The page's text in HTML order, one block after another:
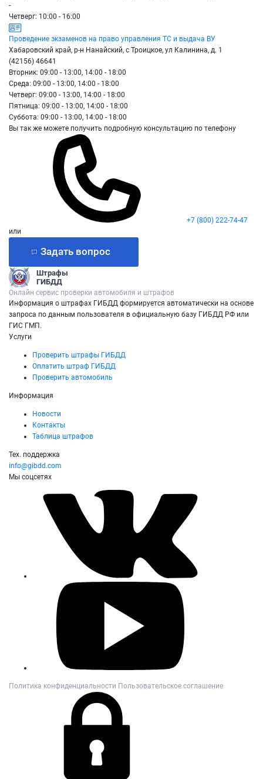
-
Четверг: 10:00 - 16:00
Проведение экзаменов на право управления ТС и выдача ВУ
Хабаровский край, р-н Нанайский, с Троицкое, ул Калинина, д. 1
(42156) 46641
Вторник: 09:00 - 13:00, 14:00 - 18:00
Среда: 09:00 - 13:00, 14:00 - 18:00
Четверг: 09:00 - 13:00, 14:00 - 18:00
Пятница: 09:00 - 13:00, 14:00 - 18:00
Суббота: 09:00 - 13:00, 14:00 - 18:00
Вы так же можете получить подробную консультацию по телефону
+7 (800) 222-74-47
или
Задать вопрос
Штрафы
ГИБДД
Онлайн сервис проверки автомобиля и штрафов
Информация о штрафах ГИБДД формируется автоматически на основе
запроса по данным пользователя в официальную базу ГИБДД РФ или
ГИС ГМП.
Услуги
Проверить штрафы ГИБДД
Оплатить штраф ГИБДД
Проверить автомобиль
Информация
Новости
Контакты
Таблица штрафов
Тех. поддержка
info@gibdd.com
Мы соцсетях
Политика конфиденциальности Пользовательское соглашение